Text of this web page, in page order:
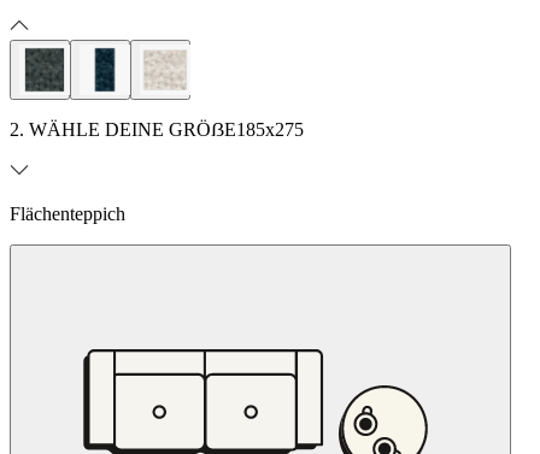
2. WÄHLE DEINE GRÖẞE185x275
Flächenteppich